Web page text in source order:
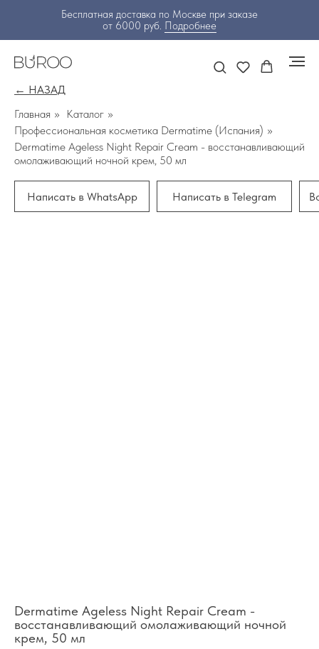
Бесплатная доставка по Москве при заказе
от 6000 руб. Подробнее
← НАЗАД
Главная » Каталог »
Профессиональная косметика Dermatime (Испания) »
Dermatime Ageless Night Repair Cream - восстанавливающий
омолаживающий ночной крем, 50 мл
Написать в Telegram
Написать в WhatsApp
Dermatime Ageless Night Repair Cream -
восстанавливающий омолаживающий ночной
крем, 50 мл